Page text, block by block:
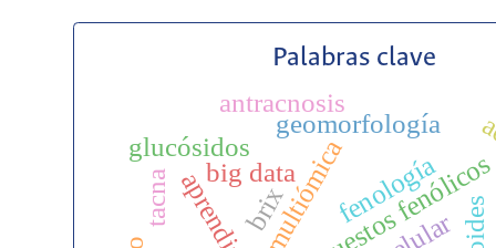
Palabras clave
big datamultiómica
glucósidos
fenología
geomorfología
brix
tacna
antracnosis